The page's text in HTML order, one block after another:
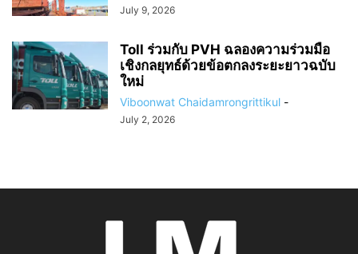
July 9, 2026
Toll ร่วมกับ PVH ฉลองความร่วมมือ
เชิงกลยุทธ์ด้วยข้อตกลงระยะยาวฉบับ
ใหม่
Viboonwat Chaidamrongrittikul -
July 2, 2026